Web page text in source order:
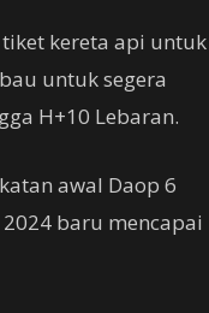
tiket kereta api untuk
untuk segera
H+10 Lebaran.
awal Daop 6
baru mencapai